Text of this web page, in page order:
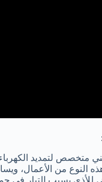
متخصص لتمديد
النوع من الأعمال،